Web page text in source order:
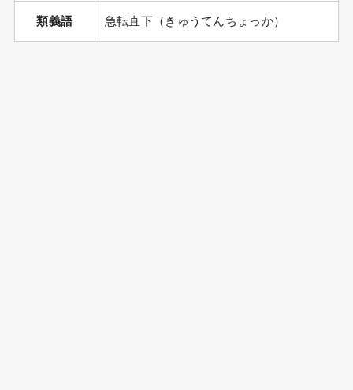
類義語 急転直下（きゅうてんちょっか）